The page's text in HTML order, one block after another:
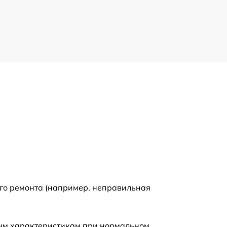
ремонта (например, неправильная